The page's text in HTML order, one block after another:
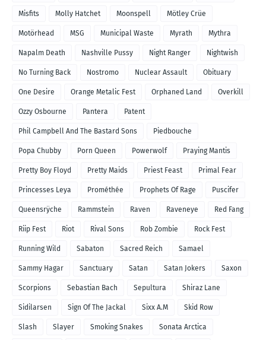
Misfits Molly Hatchet Moonspell Mötley Crüe
Motörhead MSG Municipal Waste Myrath Mythra
Napalm Death Nashville Pussy Night Ranger Nightwish
No Turning Back Nostromo Nuclear Assault Obituary
One Desire Orange Metalic Fest Orphaned Land Overkill
Ozzy Osbourne Pantera Patent
Phil Campbell And The Bastard Sons Piedbouche
Popa Chubby Porn Queen Powerwolf Praying Mantis
Pretty Boy Floyd Pretty Maids Priest Feast Primal Fear
Princesses Leya Prométhée Prophets Of Rage Puscifer
Queensrÿche Rammstein Raven Raveneye Red Fang
Riip Fest Riot Rival Sons Rob Zombie Rock Fest
Running Wild Sabaton Sacred Reich Samael
Sammy Hagar Sanctuary Satan Satan Jokers Saxon
Scorpions Sebastian Bach Sepultura Shiraz Lane
Sidilarsen Sign Of The Jackal Sixx A.M Skid Row
Slash Slayer Smoking Snakes Sonata Arctica